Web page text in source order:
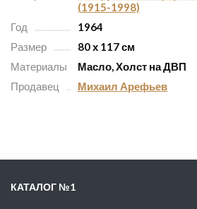
(1915-1998)
Год
1964
Размер
80 х 117 см
Материалы
Масло, Холст на ДВП
Продавец
Михаил Арефьев
КАТАЛОГ №1